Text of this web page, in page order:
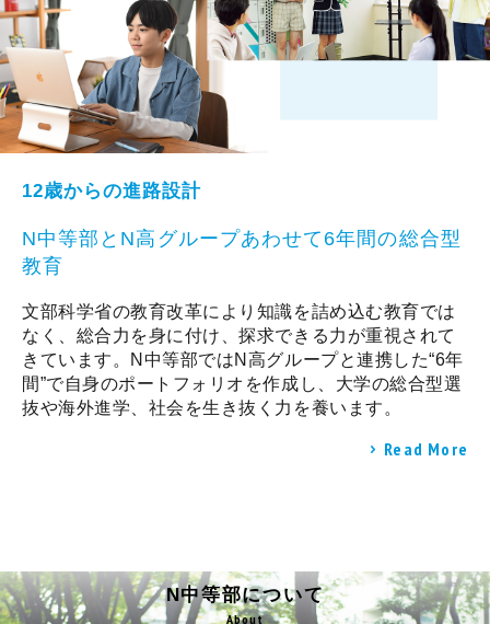
12歳からの進路設計
N中等部とN高グループあわせて6年間の総合型
教育
文部科学省の教育改革により知識を詰め込む教育では
なく、総合力を身に付け、探求できる力が重視されて
きています。N中等部ではN高グループと連携した“6年
間”で自身のポートフォリオを作成し、大学の総合型選
抜や海外進学、社会を生き抜く力を養います。
Read More
N中等部について
About